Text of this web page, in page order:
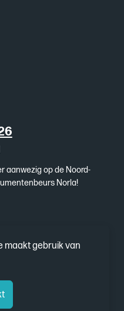
maakt gebruik van
aanwezig op de Noord-
Norla!
8912 BJ Leeuwarden